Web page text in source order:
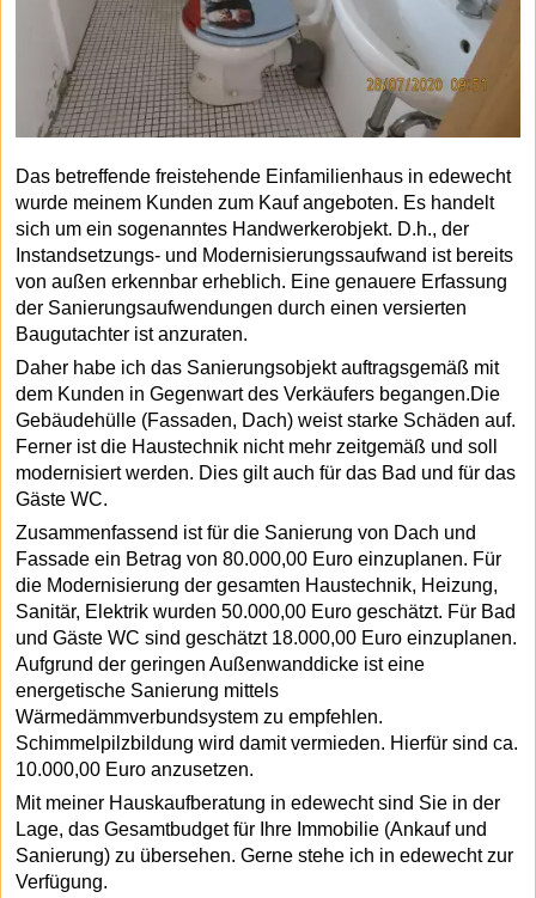
Das betreffende freistehende Einfamilienhaus in edewecht
wurde meinem Kunden zum Kauf angeboten. Es handelt
sich um ein sogenanntes Handwerkerobjekt. D.h., der
Instandsetzungs- und Modernisierungssaufwand ist bereits
von außen erkennbar erheblich. Eine genauere Erfassung
der Sanierungsaufwendungen durch einen versierten
Baugutachter ist anzuraten.
Daher habe ich das Sanierungsobjekt auftragsgemäß mit
dem Kunden in Gegenwart des Verkäufers begangen.Die
Gebäudehülle (Fassaden, Dach) weist starke Schäden auf.
Ferner ist die Haustechnik nicht mehr zeitgemäß und soll
modernisiert werden. Dies gilt auch für das Bad und für das
Gäste WC.
Zusammenfassend ist für die Sanierung von Dach und
Fassade ein Betrag von 80.000,00 Euro einzuplanen. Für
die Modernisierung der gesamten Haustechnik, Heizung,
Sanitär, Elektrik wurden 50.000,00 Euro geschätzt. Für Bad
und Gäste WC sind geschätzt 18.000,00 Euro einzuplanen.
Aufgrund der geringen Außenwanddicke ist eine
energetische Sanierung mittels
Wärmedämmverbundsystem zu empfehlen.
Schimmelpilzbildung wird damit vermieden. Hierfür sind ca.
10.000,00 Euro anzusetzen.
Mit meiner Hauskaufberatung in edewecht sind Sie in der
Lage, das Gesamtbudget für Ihre Immobilie (Ankauf und
Sanierung) zu übersehen. Gerne stehe ich in edewecht zur
Verfügung.